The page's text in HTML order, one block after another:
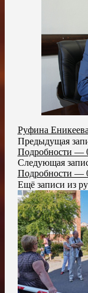
Руфина Еникеева
Предыдущая
Подробности —
Следующая
Подробности —
Ещё записи из